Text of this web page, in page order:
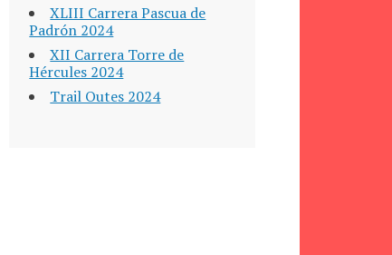
XLIII Carrera Pascua de
Padrón 2024
XII Carrera Torre de
Hércules 2024
Trail Outes 2024